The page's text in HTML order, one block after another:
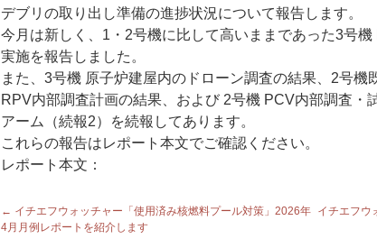
デブリの取り出し準備の進捗状況について報告します。
今月は新しく、1・2号機に比して高いままであった3号
実施を報告しました。
また、3号機 原子炉建屋内のドローン調査の結果、2号機
RPV内部調査計画の結果、および 2号機 PCV内部調査
アーム（続報2）を続報してあります。
これらの報告はレポート本文でご確認ください。
レポート本文：
← イチエフウォッチャー「使用済み核燃料プール対策」2026年
4月月例レポートを紹介します
イチエフウ